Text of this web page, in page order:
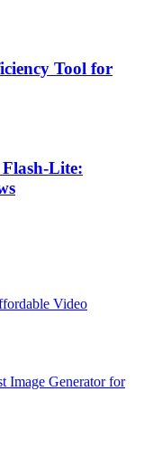
Tool for
Lite:
Video
Image Generator for